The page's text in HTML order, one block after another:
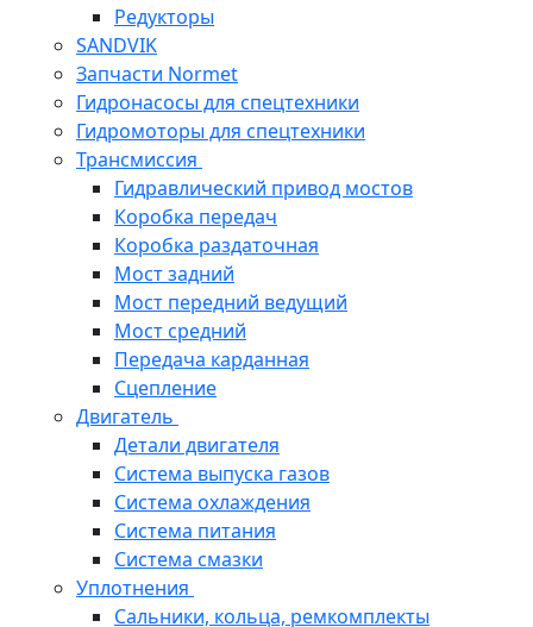
Редукторы
SANDVIK
Запчасти Normet
Гидронасосы для спецтехники
Гидромоторы для спецтехники
Трансмиссия
Гидравлический привод мостов
Коробка передач
Коробка раздаточная
Мост задний
Мост передний ведущий
Мост средний
Передача карданная
Сцепление
Двигатель
Детали двигателя
Система выпуска газов
Система охлаждения
Система питания
Система смазки
Уплотнения
Сальники, кольца, ремкомплекты